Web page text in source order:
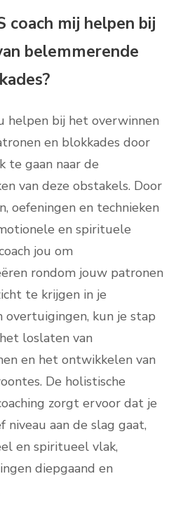
coach mij helpen bij
belemmerende
helpen bij het overwinnen
en blokkades door
te gaan naar de
van deze obstakels. Door
oefeningen en technieken
en spirituele
jou om
rondom jouw patronen
te krijgen in je
overtuigingen, kun je stap
loslaten van
en het ontwikkelen van
De holistische
zorgt ervoor dat je
aan de slag gaat,
en spiritueel vlak,
diepgaand en